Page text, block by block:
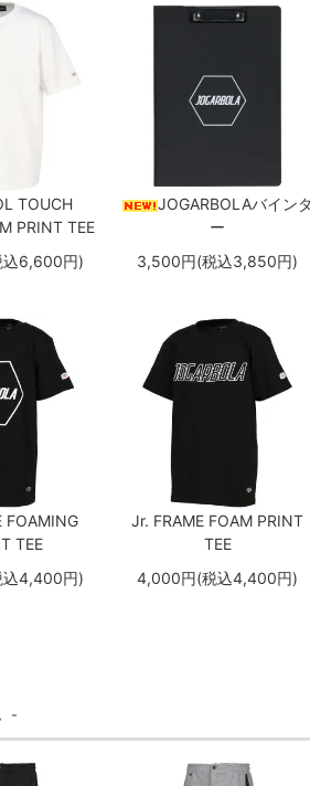
TOUCH
PRINT TEE
6,600円)
JOGARBOLAバイン
ー
3,500円(税込3,850円)
FOAMING
TEE
4,400円)
Jr. FRAME FOAM PRINT
TEE
4,000円(税込4,400円)
-